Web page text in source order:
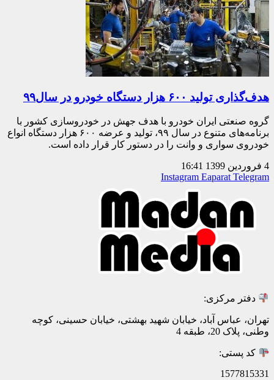
هدف‌گذاری تولید ۶۰۰ هزار دستگاه خودرو در سال۹۹
گروه صنعتی ایران خودرو با هدف جهش در خودروسازی کشور با
برنامه‌های متنوع در سال ۹۹، تولید و عرضه ۶۰۰ هزار دستگاه انواع
خودروی سواری و وانت را در دستور کار قرار داده است.
4 فروردین 1399
16:41
Instagram Eaparat Telegram
دفتر مرکزی:
تهران، عباس آباد، خیابان شهید بهشتی، خیابان حسینی، کوچه
وطنی، پلاک 20، طبقه 4
کد پستی:
1577815331